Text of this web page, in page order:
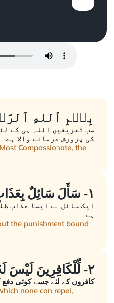
بِسۡمِ ٱللهِ
سب تعریفیں اللہ ہی کے
کی پرورش فرمانے والا ہے
Compassionate, the
١- سَأَلَ سَائِلٌ بِعَذَابٍ وَاقِعٍ
ایک سائل نے ایسا عذاب
ہے
the punishment bound
٢- لِّلْكَافِرِينَ لَيْسَ لَهُ دَافِعٌ
کافروں کے لئے جسے کوئی دفع
none can repel,